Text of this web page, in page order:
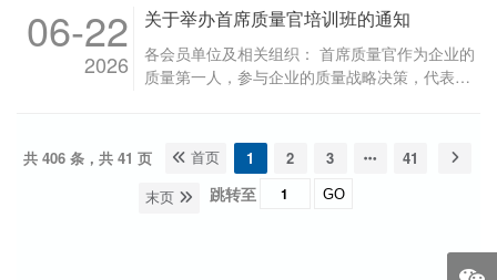
人因失误防范措施，降低实际工作中各种人因差
错的发生。 二、培训时间 2026年8月25日至27
日（8月24日报到）。 三、培训地点 陕西省西安
干，质量专业技术人员，现场管理人员，班组长
和工段长等。 五、培训内容 （一）人工智能
（AI）与差错再发生的防止。 （二）人因差错的
特性与发生机理。 （三）防差错装置设定思路及
的自我评价机制，是组织识别经营管理中的主要
提。20余年来，中国质量协会从国外引入卓越绩
效模式并在全国大力推进，目前已培养了数十万
组织对卓越绩效模式企业自评和推进人才的培养
需要。同时，中国质量协会组织制订和发布了最
新版的《卓越绩效准则》团体标准（T/CAQ
则》国家标准（GB/T 19580-2012）在实践中契
合时代发展，延伸其生命周期并提升活力，引导
关于举办首席质量官培训班的通知
06-22
2026
各会员单位及相关组织： 首席质量官作为企业的
质量第一人，参与企业的质量战略决策，代表最
理，预防、降低、减少产品质量安全风险，组织
开展产品和过程的质量策划、分析、评价、改进
和创新等。为贯彻习近平总书记对技能人才工作
共 406 条，共 41 页 首页 1 2 3 41
末页 跳转至 GO